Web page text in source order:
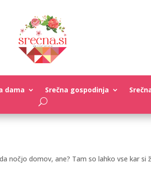
dama Srečna gospodinja
nočjo domov, ane? Tam so lahko vse kar si